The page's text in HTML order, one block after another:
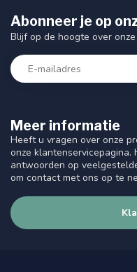
Meer informatie
Heeft u vragen over onze
onze klantenservicepagina.
antwoorden op
om contact met ons op te
Abonneer je op
Blijf op de hoogte over